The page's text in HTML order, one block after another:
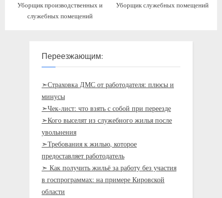
Уборщик производственных и
служебных помещений
Уборщик служебных помещений
Переезжающим:
➣Страховка ДМС от работодателя: плюсы и
минусы
➣Чек-лист: что взять с собой при переезде
➣Кого выселят из служебного жилья после
увольнения
➣Требования к жилью, которое
предоставляет работодатель
➣ Как получить жильё за работу без участия
в госпрограммах: на примере Кировской
области